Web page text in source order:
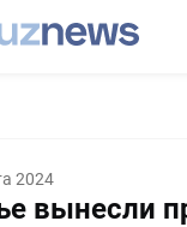
2024
вынесли